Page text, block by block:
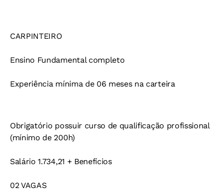
CARPINTEIRO
Ensino Fundamental completo
Experiência mínima de 06 meses na carteira
Obrigatório possuir curso de qualificação profissional
(mínimo de 200h)
Salário 1.734,21 + Benefícios
02 VAGAS